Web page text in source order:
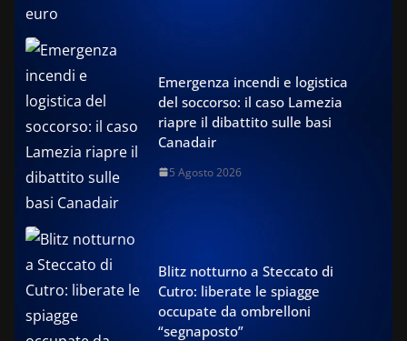
Emergenza incendi e logistica
del soccorso: il caso Lamezia
riapre il dibattito sulle basi
Canadair
5 Agosto 2026
Blitz notturno a Steccato di
Cutro: liberate le spiagge
occupate da ombrelloni
“segnaposto”